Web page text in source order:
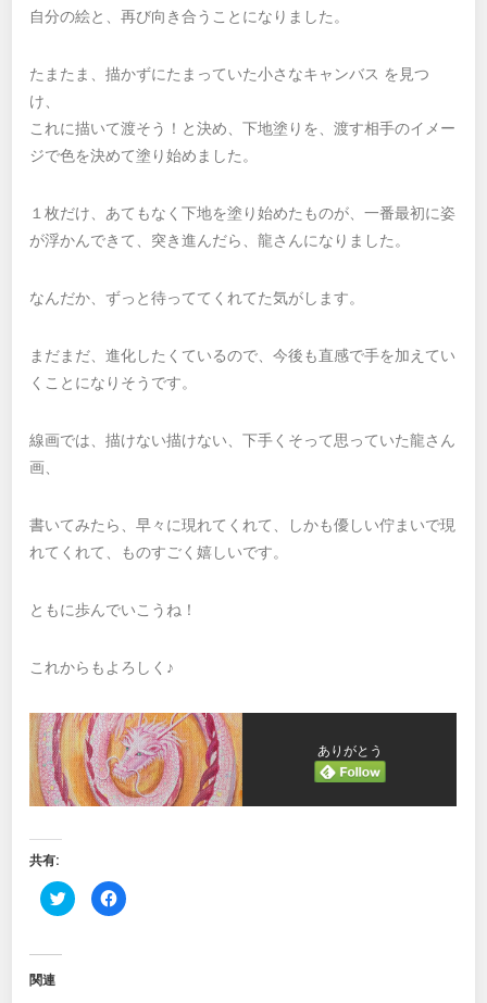
自分の絵と、再び向き合うことになりました。
たまたま、描かずにたまっていた小さなキャンバス を見つ
け、
これに描いて渡そう！と決め、下地塗りを、渡す相手のイメー
ジで色を決めて塗り始めました。
１枚だけ、あてもなく下地を塗り始めたものが、一番最初に姿
が浮かんできて、突き進んだら、龍さんになりました。
なんだか、ずっと待っててくれてた気がします。
まだまだ、進化したくているので、今後も直感で手を加えてい
くことになりそうです。
線画では、描けない描けない、下手くそって思っていた龍さん
画、
書いてみたら、早々に現れてくれて、しかも優しい佇まいで現
れてくれて、ものすごく嬉しいです。
ともに歩んでいこうね！
これからもよろしく♪
ありがとう
共有:
ク
リ
Facebook
で
関連